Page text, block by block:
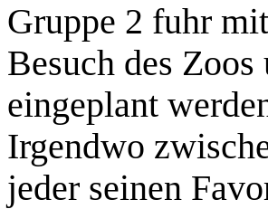
Gruppe 2 fuhr
Besuch des
eingeplant
Irgendwo
jeder seinen